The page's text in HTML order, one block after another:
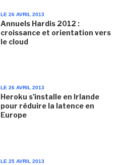
LE 26 AVRIL 2013
Annuels Hardis 2012 :
croissance et orientation vers
le cloud
LE 26 AVRIL 2013
Heroku s'installe en Irlande
pour réduire la latence en
Europe
LE 25 AVRIL 2013